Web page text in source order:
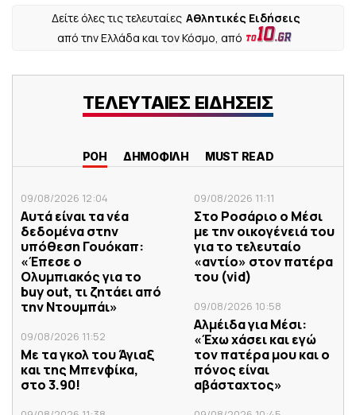
Δείτε όλες τις τελευταίες Αθλητικές Ειδήσεις
από την Ελλάδα και τον Κόσμο, από
ΤΕΛΕΥΤΑΙΕΣ ΕΙΔΗΣΕΙΣ
ΡΟΗ ΔΗΜΟΦΙΛΗ MUST READ
09/08/2026 12:04
Αυτά είναι τα νέα
δεδομένα στην
υπόθεση Γουόκαπ:
«Έπεσε ο
Ολυμπιακός για το
buy out, τι ζητάει από
την Ντουμπάι»
09/08/2026 11:52
Με τα γκολ του Άγιαξ
και της Μπενφίκα,
στο 3.90!
09/08/2026 11:11
Στο Ροσάριο ο Μέσι
με την οικογένειά του
για το τελευταίο
«αντίο» στον πατέρα
του (vid)
09/08/2026 10:58
Αλμέιδα για Μέσι:
«Έχω χάσει και εγώ
τον πατέρα μου και ο
πόνος είναι
αβάσταχτος»